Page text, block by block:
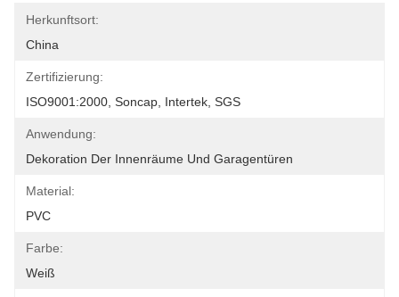
Herkunftsort:
China
Zertifizierung:
ISO9001:2000, Soncap, Intertek, SGS
Anwendung:
Dekoration Der Innenräume Und Garagentüren
Material:
PVC
Farbe:
Weiß